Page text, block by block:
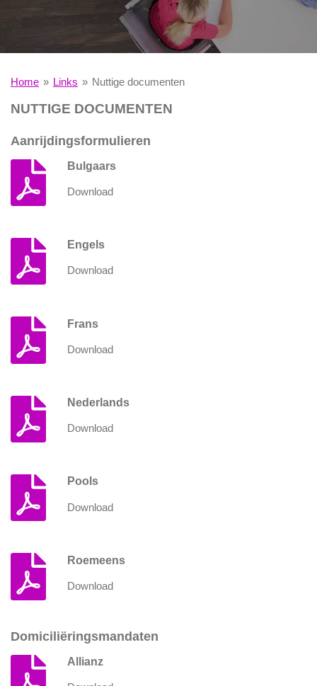
Home » Links » Nuttige documenten
NUTTIGE DOCUMENTEN
Aanrijdingsformulieren
Bulgaars
Download
Engels
Download
Frans
Download
Nederlands
Download
Pools
Download
Roemeens
Download
Domiciliëringsmandaten
Allianz